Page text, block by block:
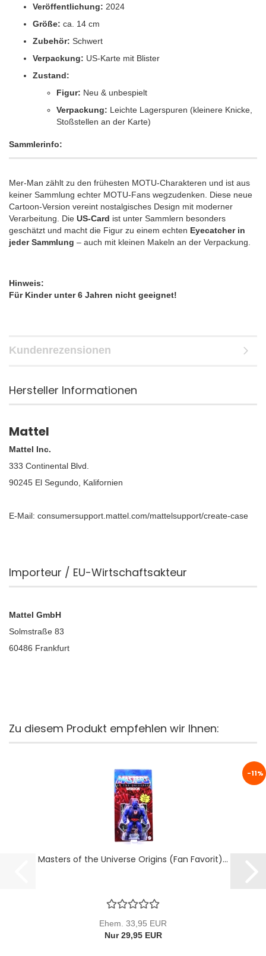
Veröffentlichung: 2024
Größe: ca. 14 cm
Zubehör: Schwert
Verpackung: US-Karte mit Blister
Zustand:
Figur: Neu & unbespielt
Verpackung: Leichte Lagerspuren (kleinere Knicke,
Stoßstellen an der Karte)
Sammlerinfo:
Mer-Man zählt zu den frühesten MOTU-Charakteren und ist aus
keiner Sammlung echter MOTU-Fans wegzudenken. Diese neue
Cartoon-Version vereint nostalgisches Design mit moderner
Verarbeitung. Die US-Card ist unter Sammlern besonders
geschätzt und macht die Figur zu einem echten Eyecatcher in
jeder Sammlung – auch mit kleinen Makeln an der Verpackung.
Hinweis:
Für Kinder unter 6 Jahren nicht geeignet!
Kundenrezensionen
Hersteller Informationen
Mattel
Mattel Inc.
333 Continental Blvd.
90245 El Segundo, Kalifornien
E-Mail: consumersupport.mattel.com/mattelsupport/create-case
Importeur / EU-Wirtschaftsakteur
Mattel GmbH
Solmstraße 83
60486 Frankfurt
Zu diesem Produkt empfehlen wir Ihnen:
-11%
Masters of the Universe Origins (Fan Favorit)...
Ehem. 33,95 EUR
Nur 29,95 EUR